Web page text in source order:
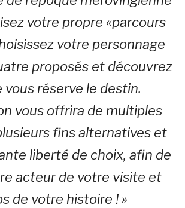
votre propre «parcours
votre personnage
proposés et découvrez
vous réserve le destin.
vous offrira de multiples
fins alternatives et
liberté de choix, afin de
acteur de votre visite et
de votre histoire ! »